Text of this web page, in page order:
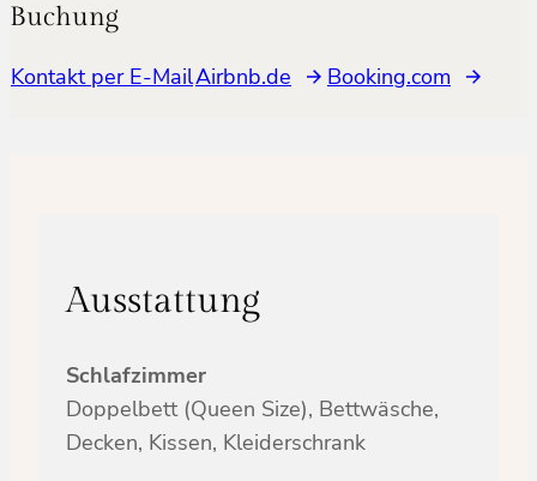
Buchung
Kontakt per E-MailAirbnb.de Booking.com
Ausstattung
Schlafzimmer
Doppelbett (Queen Size), Bettwäsche,
Decken, Kissen, Kleiderschrank